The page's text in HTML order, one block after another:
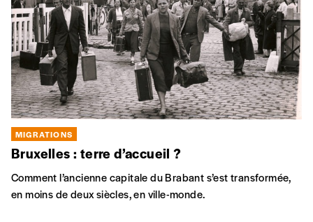
MIGRATIONS
Bruxelles : terre d’accueil ?
Comment l’ancienne capitale du Brabant s’est transformée,
en moins de deux siècles, en ville-monde.